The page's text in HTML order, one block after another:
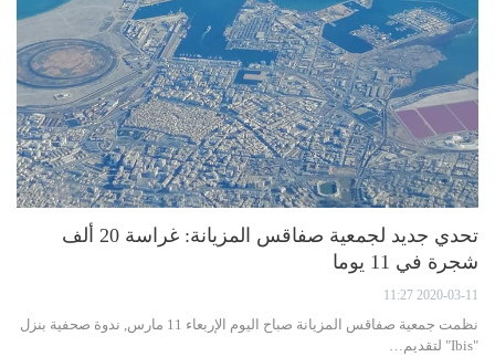
تحدي جديد لجمعية صفاقس المزيانة: غراسة 20 ألف
شجرة في 11 يوما
2020-03-11 11:27
نظمت جمعية صفاقس المزيانة صباح اليوم الإربعاء 11 مارس, ندوة صحفية بنزل
"Ibis" لتقديم…